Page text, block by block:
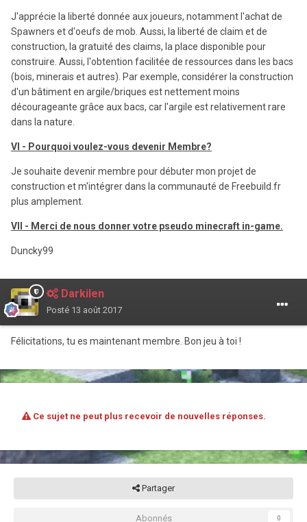
J'apprécie la liberté donnée aux joueurs, notamment l'achat de
Spawners et d'oeufs de mob. Aussi, la liberté de claim et de
construction, la gratuité des claims, la place disponible pour
construire. Aussi, l'obtention facilitée de ressources dans les bacs
(bois, minerais et autres). Par exemple, considérer la construction
d'un bâtiment en argile/briques est nettement moins
décourageante grâce aux bacs, car l'argile est relativement rare
dans la nature.
VI - Pourquoi voulez-vous devenir Membre?
Je souhaite devenir membre pour débuter mon projet de
construction et m'intégrer dans la communauté de Freebuild.fr
plus amplement.
VII - Merci de nous donner votre pseudo minecraft in-game.
Duncky99
Darkilen
Posté 13 août 2017
Félicitations, tu es maintenant membre. Bon jeu à toi !
Ce sujet ne peut plus recevoir de nouvelles réponses.
Partager
Abonnés 0